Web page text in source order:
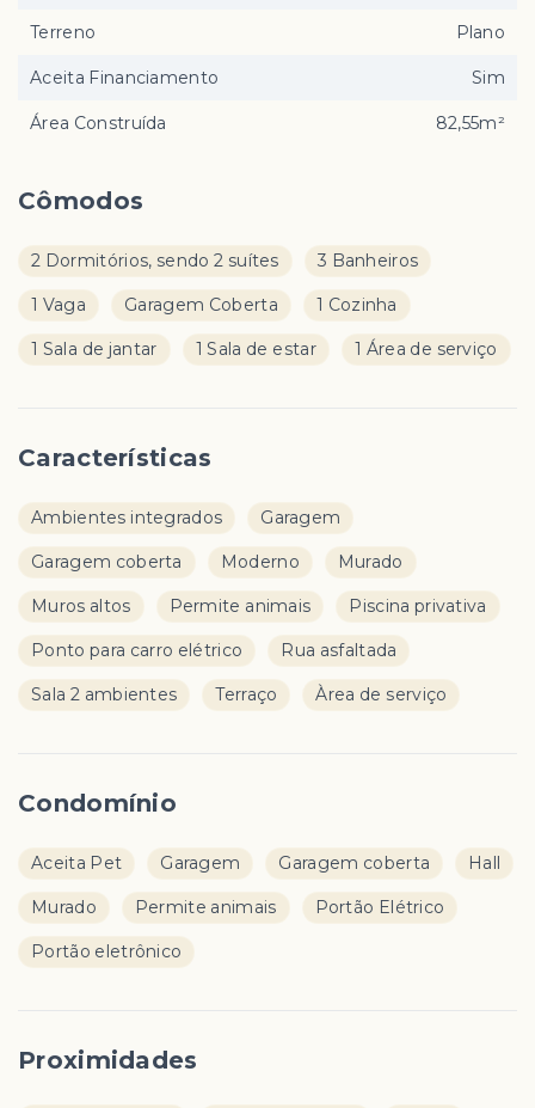
Cômodos
2 Dormitórios, sendo 2 suítes 3 Banheiros
1 Vaga Garagem Coberta 1 Cozinha
1 Sala de jantar 1 Sala de estar 1 Área de serviço
Características
Ambientes integrados Garagem
Garagem coberta Moderno Murado
Muros altos Permite animais Piscina privativa
Ponto para carro elétrico Rua asfaltada
Sala 2 ambientes Terraço Àrea de serviço
Condomínio
Aceita Pet Garagem Garagem coberta Hall
Murado Permite animais Portão Elétrico
Portão eletrônico
Proximidades
Terreno Plano
Aceita Financiamento Sim
Área Construída 82,55m²